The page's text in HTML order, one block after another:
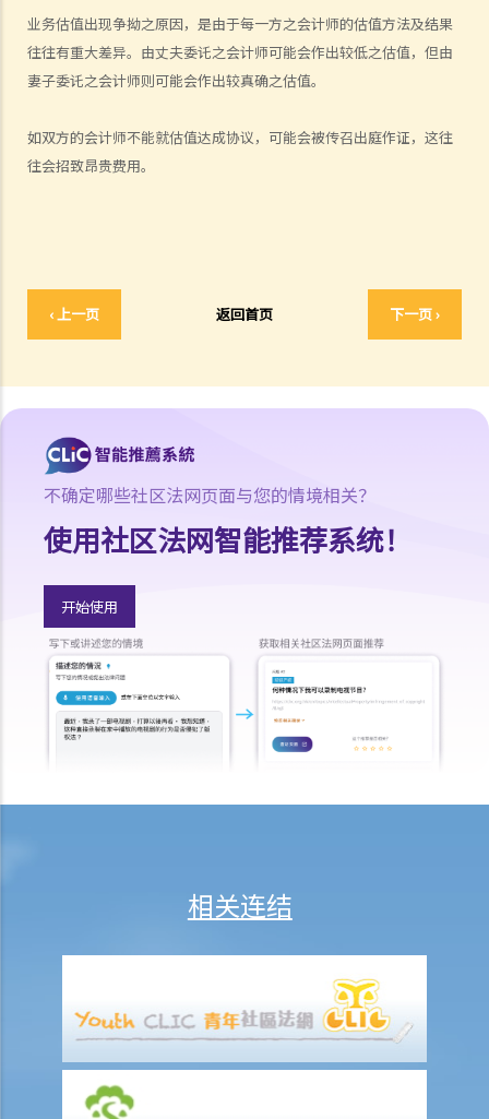
业务估值出现争拗之原因，是由于每一方之会计师的估值方法及结果
往往有重大差异。由丈夫委讬之会计师可能会作出较低之估值，但由
妻子委讬之会计师则可能会作出较真确之估值。
如双方的会计师不能就估值达成协议，可能会被传召出庭作证，这往
往会招致昂贵费用。
‹ 上一页 返回首页 下一页 ›
辅助救济是否有任何好处？
2. 如果法庭接受我配偶通奸作为离婚理由的证据，我可以从我配偶那里
获得赔偿吗？
可以因遗弃而离婚吗？
D. 分居
2. 由于2019冠状病毒病的大流行，我在香港居住期间，我的配偶在中国
大陆工作了两年。我可以以分居两年为由离婚吗？
1. 在离婚申请中通过「过失」事实和「无过失」事实以证明「婚姻已破
裂至无可挽救之地步」的区别是什么？
2. 如果我的配偶被送进监狱，我可以不经他/她同意而申请离婚吗？我可
对于2年或更长时间的监禁，是否可以以两年分居作为离婚理由？
2. 如何申请离婚？（连同有关程序的简介）
1. 当我收到配偶的离婚申请时，我该怎么办？我应该聘请律师还是可以
自己处理吗？
2. 我在香港以外的地方和我的伴侣结婚；但是，我们丢失了结婚证书，
海外政府也没有为我们再颁发结婚证。 在这种情况下，我如何在香港申
3. 我的配偶已经失踪多年，我不知道他/她的下落。我怎样才能将呈请书
6. 在颁布暂准离婚令的情况下，在什么情况下该判令不能被转为绝对离
婚令或被撤销？
7. 在暂准离婚令被批准后，如果申请人没有申请将判令定为绝对离婚令
（表格5），答辩人可以通过填写表格5来启动程序吗？
3. 离婚诉讼将会在什么时候完结？我要等待多久才可以再婚？
不确定哪些社区法网页面与您的情境相关？
使用社区法网智能推荐系统！
开始使用
相关连结